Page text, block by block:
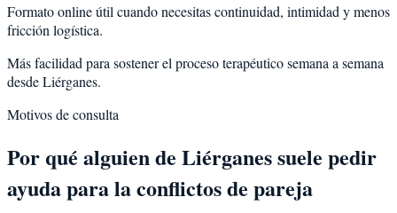
Formato online útil cuando necesitas continuidad, intimidad y menos
fricción logística.
Más facilidad para sostener el proceso terapéutico semana a semana
desde Liérganes.
Motivos de consulta
Por qué alguien de Liérganessuele pedir
ayuda para laconflictos de pareja